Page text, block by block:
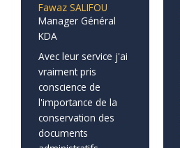
Fawaz SALIFOU
Manager Général
KDA
Avec leur service j'ai
vraiment pris
conscience de
l'importance de la
conservation des
documents